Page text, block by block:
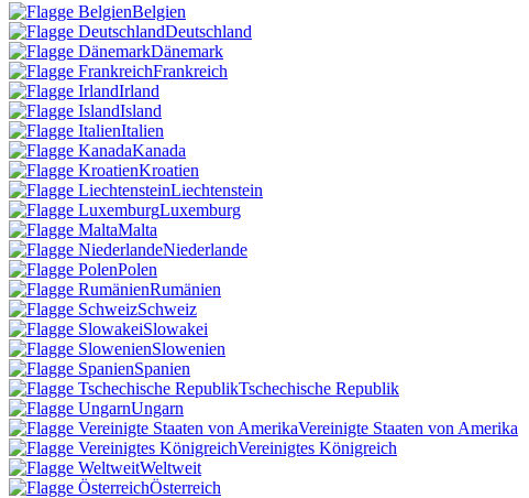
Belgien
Deutschland
Dänemark
Frankreich
Irland
Island
Italien
Kanada
Kroatien
Liechtenstein
Luxemburg
Malta
Niederlande
Polen
Rumänien
Schweiz
Slowakei
Slowenien
Spanien
Tschechische Republik
Ungarn
Vereinigte Staaten von Amerika
Vereinigtes Königreich
Weltweit
Österreich